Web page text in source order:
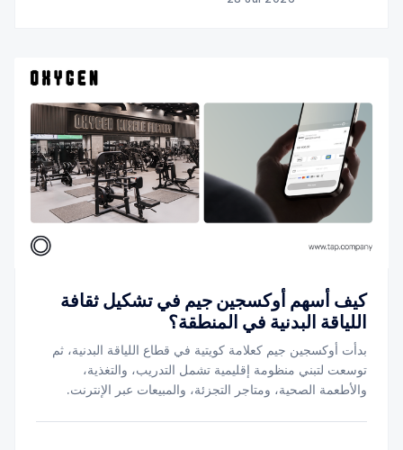
كيف أسهم أوكسجين جيم في تشكيل ثقافة
اللياقة البدنية في المنطقة؟
بدأت أوكسجين جيم كعلامة كويتية في قطاع اللياقة البدنية، ثم
توسعت لتبني منظومة إقليمية تشمل التدريب، والتغذية،
والأطعمة الصحية، ومتاجر التجزئة، والمبيعات عبر الإنترنت.